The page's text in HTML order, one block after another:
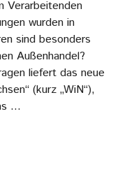
Verarbeitenden
wurden in
sind besonders
Außenhandel?
liefert das neue
(kurz „WiN“),
…